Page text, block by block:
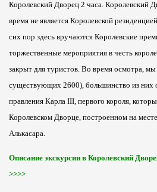
Королевский Дворец 2 часа. Королевский
время не является Королевской
сих пор здесь вручаются Королевские
торжественные мероприятия в честь
закрыт для туристов. Во время осмотра,
существующих 2600), большинство из них
правления Карла III, первого короля,
Королевском Дворце, построенном на
Алькасара.
Описание экскурсии в Королевский
>>>>